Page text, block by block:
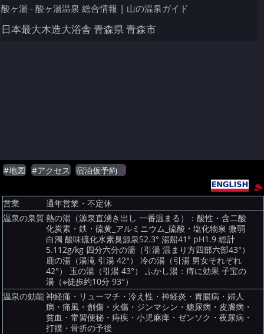
酸ヶ湯 - 酸ヶ湯温泉 総合情報 | 山の温泉ガイド
日本最大木造大浴舎 青森県 青森市
#地図 #アクセス 宿泊仮予約
営業
通年営業・不定休
温泉の泉質 熱の湯（源泉直湧き出し 一番温まる）：酸性・含二酸
化炭素・鉄・硫黄_アルミニウム_硫酸・塩化物泉 微弱
白濁 酸味硫化水素臭源泉52.3° 湯船41° pH1.9 総計
5.112g/kg 四分六分の湯（引湯 温まり方四部六部43°）
鹿の湯（湯滝 引湯 42°） 冷の湯（引湯 男女それぞれ
42°） 玉の湯（引湯 43°） ふかし湯：痔に効果 子宝の
湯（※徒歩約10分 93°）
温泉の効能 神経痛・リューマチ・冷え性・神経炎・胃腸病・婦人
病・痛風・創傷・火傷・ジンマシン・糖尿病・皮膚病・
貧血・常習便秘・痔疾・小児麻痺・ゼンソク・夜尿病・
打撲・骨折の予後